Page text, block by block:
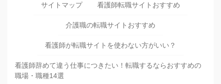
サイトマップ 看護師転職サイトおすすめ
介護職の転職サイトおすすめ
看護師が転職サイトを使わない方がいい？
看護師辞めて違う仕事につきたい！転職するならおすすめの
職場・職種14選